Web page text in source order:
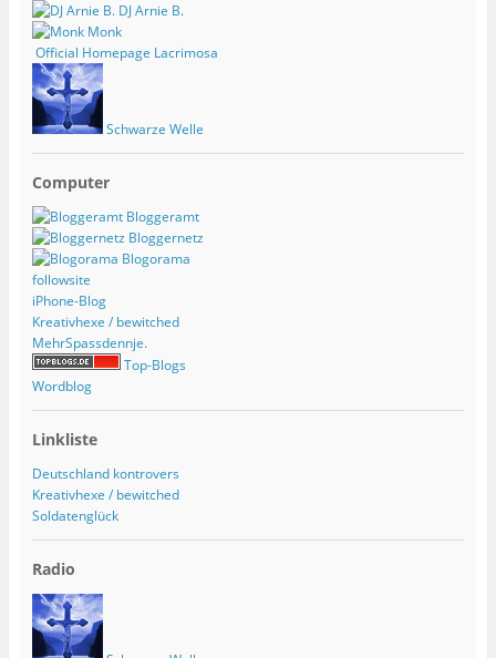
DJ Arnie B.
Monk
Official Homepage Lacrimosa
Schwarze Welle
Computer
Bloggeramt
Bloggernetz
Blogorama
followsite
iPhone-Blog
Kreativhexe / bewitched
MehrSpassdennje.
Top-Blogs
Wordblog
Linkliste
Deutschland kontrovers
Kreativhexe / bewitched
Soldatenglück
Radio